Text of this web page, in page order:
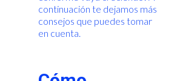
continuación te dejamos más
consejos que puedes tomar
en cuenta.